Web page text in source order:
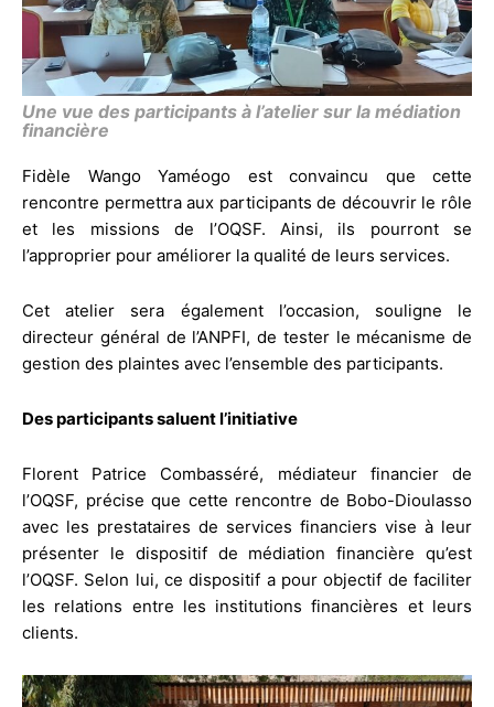
Une vue des participants à l’atelier sur la médiation
financière
Fidèle Wango Yaméogo est convaincu que cette
rencontre permettra aux participants de découvrir le rôle
et les missions de l’OQSF. Ainsi, ils pourront se
l’approprier pour améliorer la qualité de leurs services.
Cet atelier sera également l’occasion, souligne le
directeur général de l’ANPFI, de tester le mécanisme de
gestion des plaintes avec l’ensemble des participants.
Des participants saluent l’initiative
Florent Patrice Combasséré, médiateur financier de
l’OQSF, précise que cette rencontre de Bobo-Dioulasso
avec les prestataires de services financiers vise à leur
présenter le dispositif de médiation financière qu’est
l’OQSF. Selon lui, ce dispositif a pour objectif de faciliter
les relations entre les institutions financières et leurs
clients.